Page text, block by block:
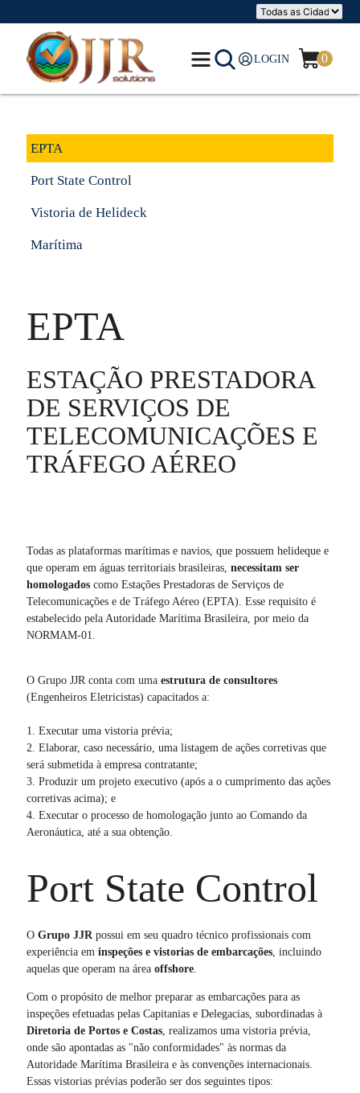
LOGIN 0
EPTA
Port State Control
Vistoria de Helideck
Marítima
EPTA
ESTAÇÃO PRESTADORA
DE SERVIÇOS DE
TELECOMUNICAÇÕES E
TRÁFEGO AÉREO
Todas as plataformas marítimas e navios, que possuem helideque e
que operam em águas territoriais brasileiras, necessitam ser
homologadoscomo Estações Prestadoras de Serviços de
Telecomunicações e de Tráfego Aéreo (EPTA). Esse requisito é
estabelecido pela Autoridade Marítima Brasileira, por meio da
NORMAM-01.
O Grupo JJR conta com uma estrutura de consultores
(Engenheiros Eletricistas) capacitados a:
1. Executar uma vistoria prévia;
2. Elaborar, caso necessário, uma listagem de ações corretivas que
será submetida à empresa contratante;
3. Produzir um projeto executivo (após a o cumprimento das ações
corretivas acima); e
4. Executar o processo de homologação junto ao Comando da
Aeronáutica, até a sua obtenção.
Port State Control
O Grupo JJR possui em seu quadro técnico profissionais com
experiência em inspeções e vistorias de embarcações, incluindo
aquelas que operam na área offshore.
Com o propósito de melhor preparar as embarcações para as
inspeções efetuadas pelas Capitanias e Delegacias, subordinadas à
Diretoria de Portos e Costas, realizamos uma vistoria prévia,
onde são apontadas as "não conformidades" às normas da
Autoridade Marítima Brasileira e às convenções internacionais.
Essas vistorias prévias poderão ser dos seguintes tipos: